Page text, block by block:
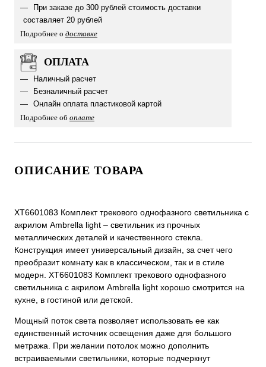
При заказе до 300 рублей стоимость доставки
составляет 20 рублей
Подробнее о доставке
ОПЛАТА
Наличный расчет
Безналичный расчет
Онлайн оплата пластиковой картой
Подробнее об оплате
ОПИСАНИЕ ТОВАРА
XT6601083 Комплект трекового однофазного светильника с
акрилом Ambrella light – светильник из прочных
металлических деталей и качественного стекла.
Конструкция имеет универсальный дизайн, за счет чего
преобразит комнату как в классическом, так и в стиле
модерн. XT6601083 Комплект трекового однофазного
светильника с акрилом Ambrella light хорошо смотрится на
кухне, в гостиной или детской.
Мощный поток света позволяет использовать ее как
единственный источник освещения даже для большого
метража. При желании потолок можно дополнить
встраиваемыми светильники, которые подчеркнут